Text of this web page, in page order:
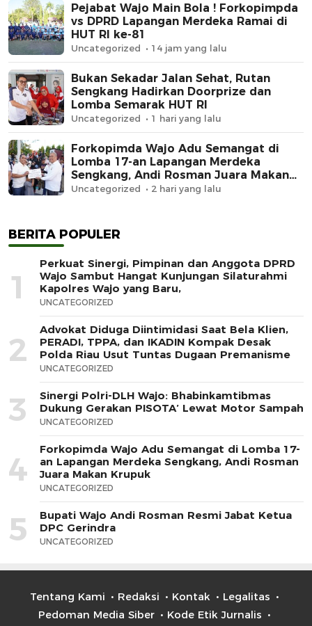
Pejabat Wajo Main Bola ! Forkopimpda
vs DPRD Lapangan Merdeka Ramai di
HUT RI ke-81
Uncategorized 14 jam yang lalu
Bukan Sekadar Jalan Sehat, Rutan
Sengkang Hadirkan Doorprize dan
Lomba Semarak HUT RI
Uncategorized 1 hari yang lalu
Forkopimda Wajo Adu Semangat di
Lomba 17-an Lapangan Merdeka
Sengkang, Andi Rosman Juara Makan
Krupuk
Uncategorized 2 hari yang lalu
BERITA POPULER
1
Perkuat Sinergi, Pimpinan dan Anggota DPRD
Wajo Sambut Hangat Kunjungan Silaturahmi
Kapolres Wajo yang Baru,
UNCATEGORIZED
2
Advokat Diduga Diintimidasi Saat Bela Klien,
PERADI, TPPA, dan IKADIN Kompak Desak
Polda Riau Usut Tuntas Dugaan Premanisme
UNCATEGORIZED
3
Sinergi Polri-DLH Wajo: Bhabinkamtibmas
Dukung Gerakan PISOTA’ Lewat Motor Sampah
UNCATEGORIZED
4
Forkopimda Wajo Adu Semangat di Lomba 17-
an Lapangan Merdeka Sengkang, Andi Rosman
Juara Makan Krupuk
UNCATEGORIZED
5
Bupati Wajo Andi Rosman Resmi Jabat Ketua
DPC Gerindra
UNCATEGORIZED
Tentang Kami Redaksi Kontak
Legalitas
Pedoman Media Siber
Kode Etik Jurnalis